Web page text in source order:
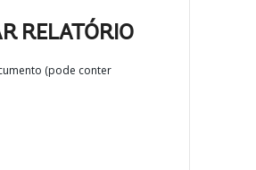
RELATÓRIO
(pode conter